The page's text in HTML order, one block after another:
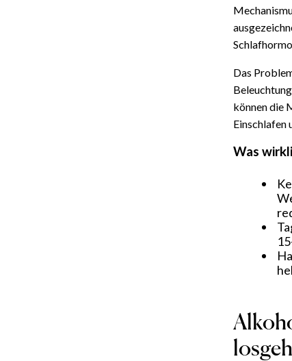
Das
können die
Einschlafen
Was